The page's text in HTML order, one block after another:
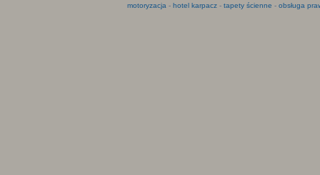
motoryzacja - hotel karpacz- tapety ścienne - obsługa